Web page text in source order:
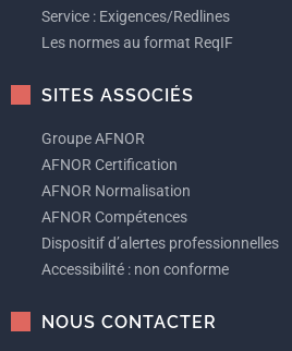
Service : Exigences/Redlines
Les normes au format ReqIF
SITES ASSOCIÉS
Groupe AFNOR
AFNOR Certification
AFNOR Normalisation
AFNOR Compétences
Dispositif d’alertes professionnelles
Accessibilité : non conforme
NOUS CONTACTER